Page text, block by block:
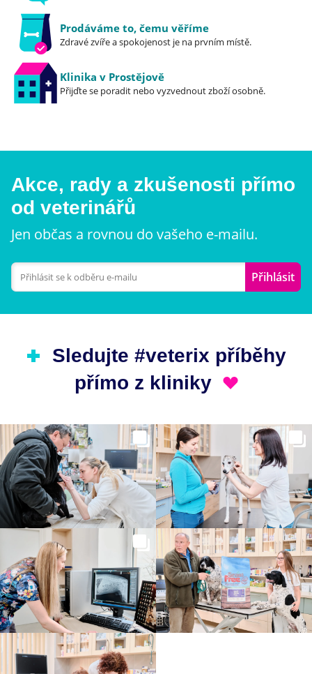
Prodáváme to, čemu věříme
Zdravé zvíře a spokojenost je na prvním místě.
Klinika v Prostějově
Přijďte se poradit nebo vyzvednout zboží osobně.
Akce, rady a zkušenosti přímo
od veterinářů
Jen občas a rovnou do vašeho e-mailu.
Přihlásit
Sledujte #veterix příběhy
přímo z kliniky